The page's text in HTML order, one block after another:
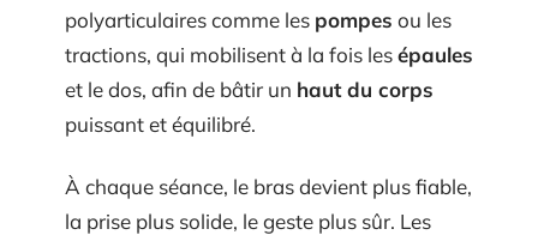
polyarticulaires comme les pompes ou les
tractions, qui mobilisent à la fois lesépaules
et le dos, afin de bâtir un haut du corps
puissant et équilibré.
À chaque séance, le bras devient plus fiable,
la prise plus solide, le geste plus sûr. Les